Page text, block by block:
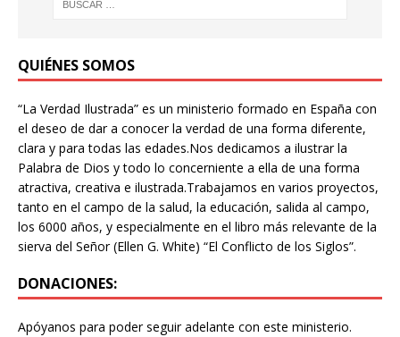
QUIÉNES SOMOS
“La Verdad Ilustrada” es un ministerio formado en España con
el deseo de dar a conocer la verdad de una forma diferente,
clara y para todas las edades.Nos dedicamos a ilustrar la
Palabra de Dios y todo lo concerniente a ella de una forma
atractiva, creativa e ilustrada.Trabajamos en varios proyectos,
tanto en el campo de la salud, la educación, salida al campo,
los 6000 años, y especialmente en el libro más relevante de la
sierva del Señor (Ellen G. White) “El Conflicto de los Siglos”.
DONACIONES:
Apóyanos para poder seguir adelante con este ministerio.